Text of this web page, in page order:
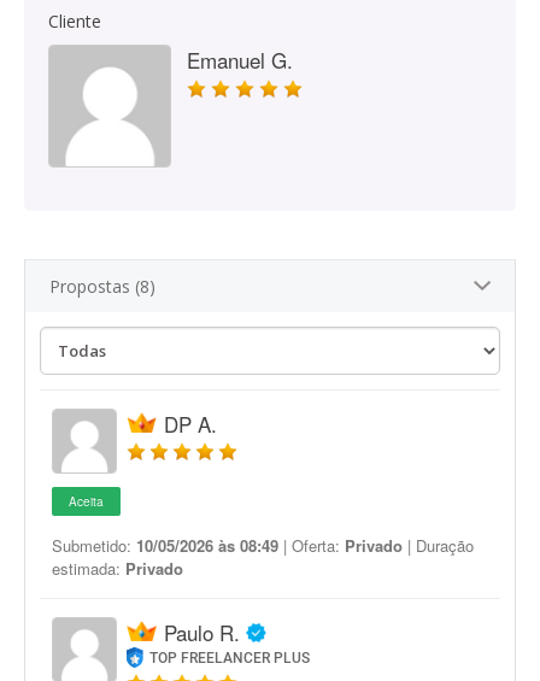
Cliente
Emanuel G.
Propostas (8)
DP A.
Aceita
Submetido: 10/05/2026 às 08:49 | Oferta: Privado | Duração
estimada: Privado
Paulo R.
TOP FREELANCER PLUS